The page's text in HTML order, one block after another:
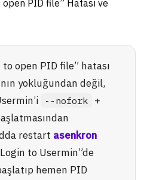
to open PID file” hatası
yokluğundan değil,
--nofork +
restart asenkron
to Usermin”de
hemen PID